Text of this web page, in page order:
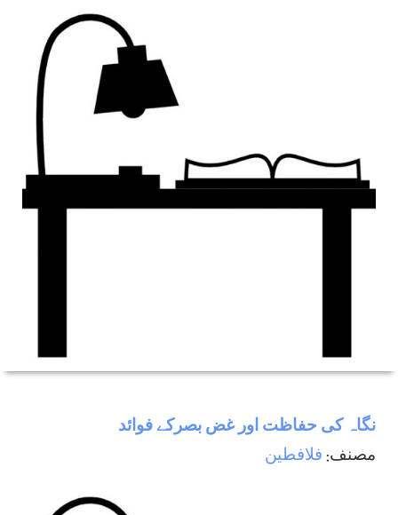
نگاہ كی حفاظت اور غض بصركے فوائد
مصنف: فلافطين